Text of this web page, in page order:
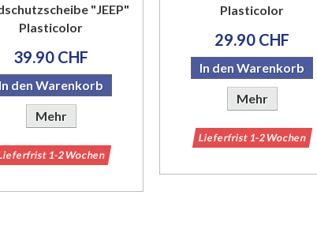
"JEEP"
Plasticolor
39.90 CHF
In den Warenkorb
Mehr
1-2 Wochen
Plasticolor
29.90 CHF
In den Warenkorb
Mehr
Lieferfrist 1-2 Wochen